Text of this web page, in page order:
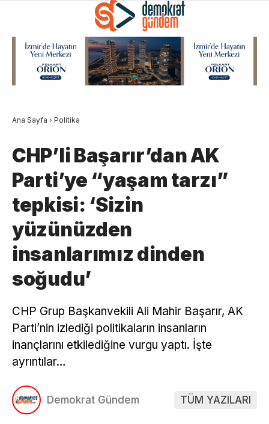
Ana Sayfa › Politika
CHP’li Başarır’dan AK
Parti’ye “yaşam tarzı”
tepkisi: ‘Sizin
yüzünüzden
insanlarımız dinden
soğudu’
CHP Grup Başkanvekili Ali Mahir Başarır, AK
Parti’nin izlediği politikaların insanların
inançlarını etkilediğine vurgu yaptı. İşte
ayrıntılar…
Demokrat Gündem TÜM YAZILARI